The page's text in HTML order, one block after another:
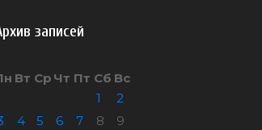
записей
Вт Ср Чт Пт Сб Вс
1
2
4 5 6 7 8
9